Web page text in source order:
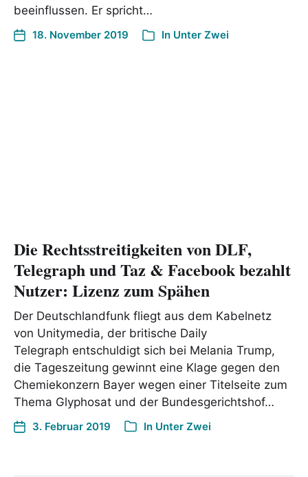
beeinflussen. Er spricht…
18. November 2019 In Unter Zwei
Die Rechtsstreitigkeiten von DLF,
Telegraph und Taz & Facebook bezahlt
Nutzer: Lizenz zum Spähen
Der Deutschlandfunk fliegt aus dem Kabelnetz
von Unitymedia, der britische Daily
Telegraph entschuldigt sich bei Melania Trump,
die Tageszeitung gewinnt eine Klage gegen den
Chemiekonzern Bayer wegen einer Titelseite zum
Thema Glyphosat und der Bundesgerichtshof…
3. Februar 2019 In Unter Zwei